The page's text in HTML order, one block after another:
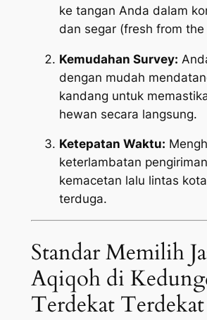
ke tangan Anda dalam
dan segar (fresh from the
Kemudahan Survey:
dengan mudah
kandang untuk
hewan secara langsung.
Ketepatan Waktu:
keterlambatan
kemacetan lalu lintas
terduga.
Standar Memilih
Aqiqoh di
Terdekat Terdekat